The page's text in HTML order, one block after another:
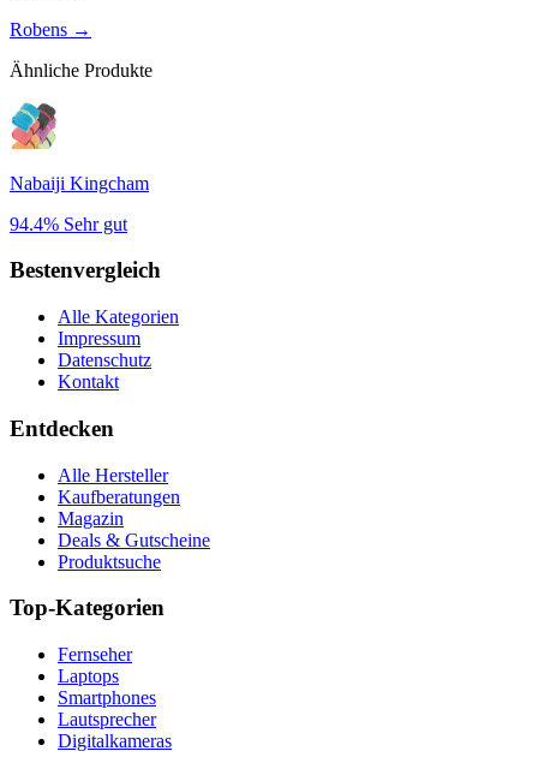
Robens →
Ähnliche Produkte
Nabaiji Kingcham
94.4% Sehr gut
Bestenvergleich
Alle Kategorien
Impressum
Datenschutz
Kontakt
Entdecken
Alle Hersteller
Kaufberatungen
Magazin
Deals & Gutscheine
Produktsuche
Top-Kategorien
Fernseher
Laptops
Smartphones
Lautsprecher
Digitalkameras